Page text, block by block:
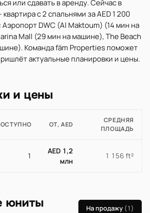
или сдавать в аренду. Сейчас в
с 2 спальнями за AED 1 200
DWC (Al Maktoum) (14 мин на
Mall (29 мин на машине), The Beach
Команда fäm Properties поможет
актуальные планировки и цены.
и цены
ОТ, AED
СРЕДНЯЯ
ПЛОЩАДЬ
1
AED 1,2
млн
1 156 ft²
юниты На продажу (1)